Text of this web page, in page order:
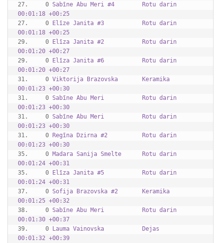
27.     0 Sabīne Abu Meri #4        Rotu darin
00:01:18 +00:25
27.     0 Elīze Janita #3           Rotu darin
00:01:18 +00:25
29.     0 Elīza Janita #2           Rotu darin
00:01:20 +00:27
29.     0 Elīza Janita #6           Rotu darin
00:01:20 +00:27
31.     0 Viktorija Brazovska       Keramika
00:01:23 +00:30
31.     0 Sabīne Abu Meri           Rotu darin
00:01:23 +00:30
31.     0 Sabīne Abu Meri           Rotu darin
00:01:23 +00:30
31.     0 Regīna Dzirna #2          Rotu darin
00:01:23 +00:30
35.     0 Madara Sanija Smelte      Rotu darin
00:01:24 +00:31
35.     0 Elīza Janita #5           Rotu darin
00:01:24 +00:31
37.     0 Sofija Brazovska #2       Keramika
00:01:25 +00:32
38.     0 Sabīne Abu Meri           Rotu darin
00:01:30 +00:37
39.     0 Lauma Vainovska           Dejas
00:01:32 +00:39